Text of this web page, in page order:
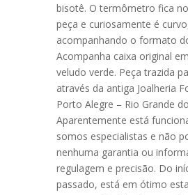
bisotê. O termômetro fica
peça e curiosamente é
acompanhando o formato
Acompanha caixa original
veludo verde. Peça trazida
através da antiga Joalheria
Porto Alegre – Rio Grande
Aparentemente está
somos especialistas e não
nenhuma garantia ou
regulagem e precisão. Do
passado, está em ótimo